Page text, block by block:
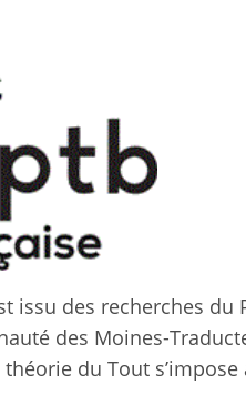
issu des recherches du
des Moines-
du Tout s’impose